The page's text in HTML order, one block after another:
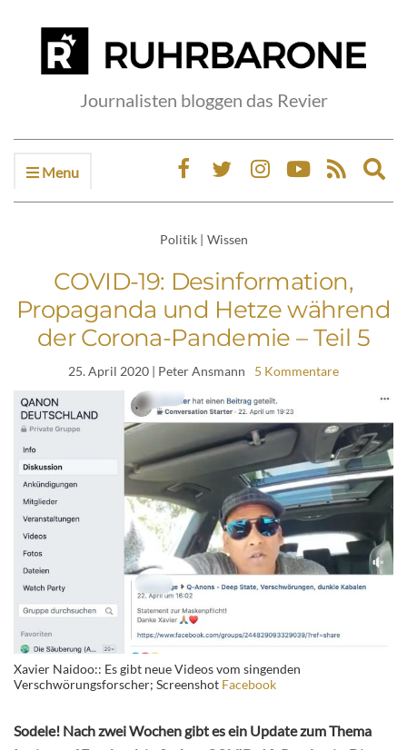
Journalisten bloggen das Revier
Menu
Politik | Wissen
COVID-19: Desinformation,
Propaganda und Hetze während
der Corona-Pandemie – Teil 5
25. April 2020 | Peter Ansmann 5 Kommentare
Xavier Naidoo:: Es gibt neue Videos vom singenden
Verschwörungsforscher; Screenshot Facebook
Sodele! Nach zwei Wochen gibt es ein Update zum Thema